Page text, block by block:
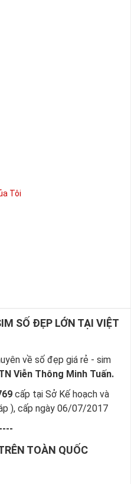
Tôi
SỐ ĐẸP LỚN TẠI VIỆT
về số đẹp giá rẻ - sim
Viễn Thông Minh Tuấn.
cấp tại Sở Kế hoạch và
), cấp ngày 06/07/2017
TOÀN QUỐC